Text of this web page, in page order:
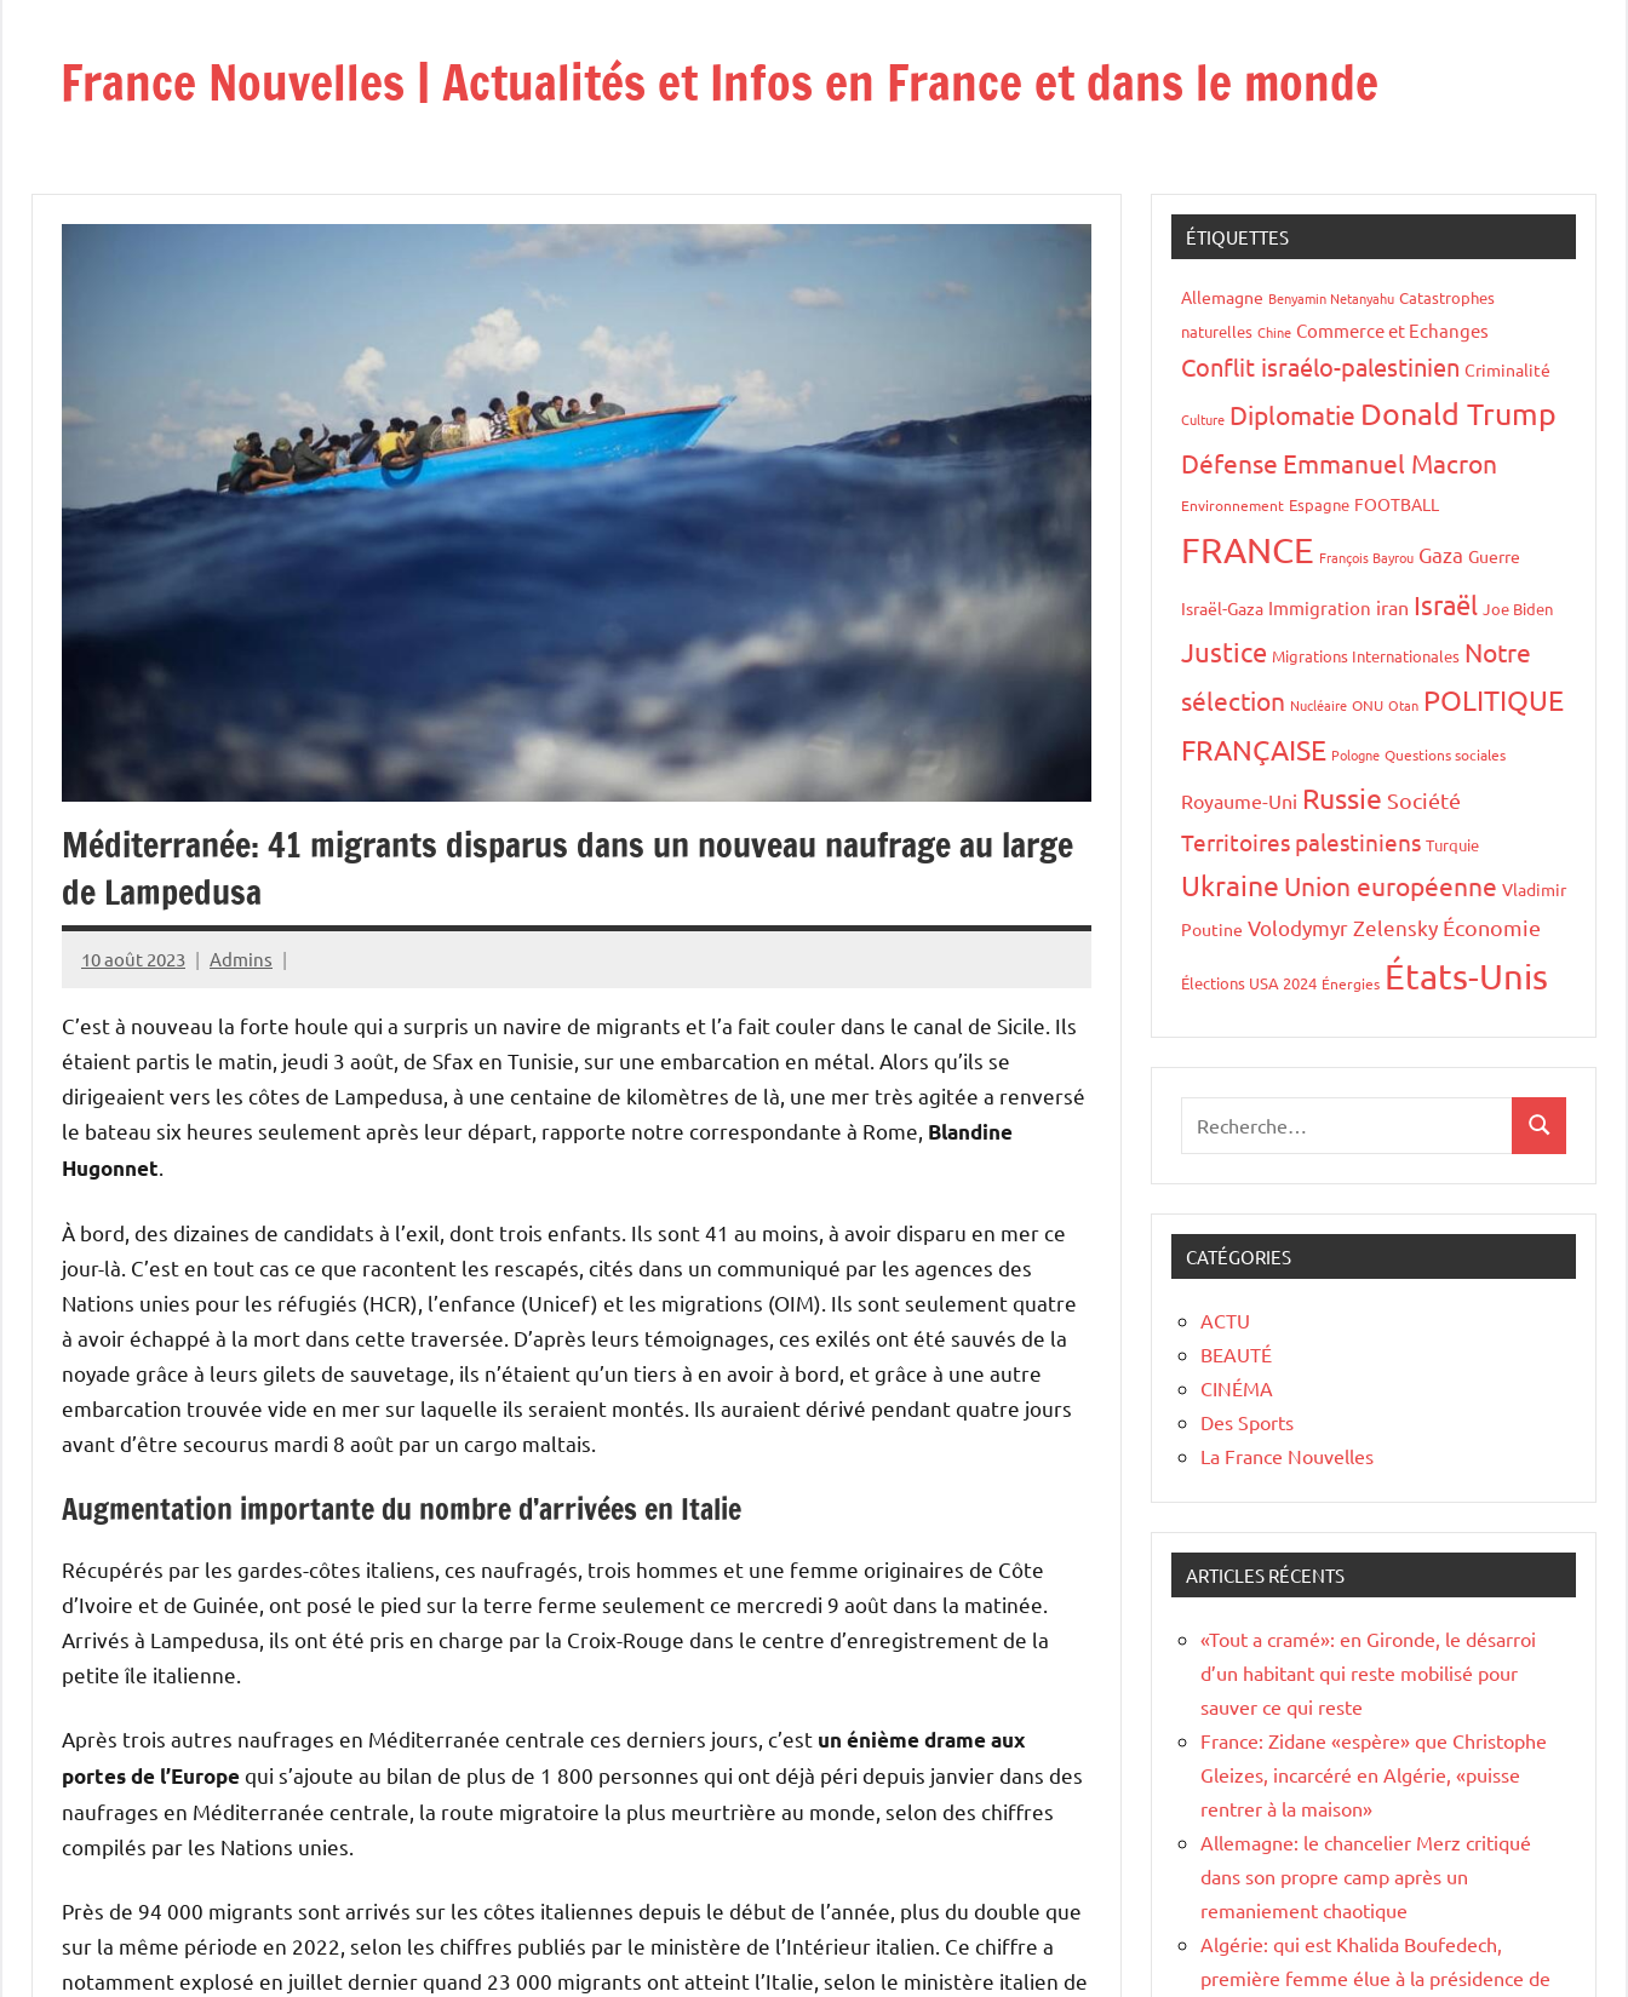
contenuFrance Nouvelles | Actualités et Infos en France et dans le monde
Méditerranée: 41 migrants disparus dans un nouveau naufrage au large
de Lampedusa
10 août 2023 Admins
C’est à nouveau la forte houle qui a surpris un navire de migrants et l’a fait couler dans le canal de Sicile. Ils
étaient partis le matin, jeudi 3 août, de Sfax en Tunisie, sur une embarcation en métal. Alors qu’ils se
dirigeaient vers les côtes de Lampedusa, à une centaine de kilomètres de là, une mer très agitée a renversé
le bateau six heures seulement après leur départ, rapporte notre correspondante à Rome, Blandine
Hugonnet.
À bord, des dizaines de candidats à l’exil, dont trois enfants. Ils sont 41 au moins, à avoir disparu en mer ce
jour-là. C’est en tout cas ce que racontent les rescapés, cités dans un communiqué par les agences des
Nations unies pour les réfugiés (HCR), l’enfance (Unicef) et les migrations (OIM). Ils sont seulement quatre
à avoir échappé à la mort dans cette traversée. D’après leurs témoignages, ces exilés ont été sauvés de la
noyade grâce à leurs gilets de sauvetage, ils n’étaient qu’un tiers à en avoir à bord, et grâce à une autre
embarcation trouvée vide en mer sur laquelle ils seraient montés. Ils auraient dérivé pendant quatre jours
avant d’être secourus mardi 8 août par un cargo maltais.
Augmentation importante du nombre d’arrivées en Italie
Récupérés par les gardes-côtes italiens, ces naufragés, trois hommes et une femme originaires de Côte
d’Ivoire et de Guinée, ont posé le pied sur la terre ferme seulement ce mercredi 9 août dans la matinée.
Arrivés à Lampedusa, ils ont été pris en charge par la Croix-Rouge dans le centre d’enregistrement de la
petite île italienne.
Après trois autres naufrages en Méditerranée centrale ces derniers jours, c’est un énième drame aux
portes de l’Europequi s’ajoute au bilan de plus de 1 800 personnes qui ont déjà péri depuis janvier dans des
naufrages en Méditerranée centrale, la route migratoire la plus meurtrière au monde, selon des chiffres
compilés par les Nations unies.
Près de 94 000 migrants sont arrivés sur les côtes italiennes depuis le début de l’année, plus du double que
sur la même période en 2022, selon les chiffres publiés par le ministère de l’Intérieur italien. Ce chiffre a
notamment explosé en juillet dernier quand 23 000 migrants ont atteint l’Italie, selon le ministère italien de
ÉTIQUETTES
Allemagne Benyamin Netanyahu Catastrophes
naturelles Chine Commerce et Echanges
Conflit israélo-palestinien Criminalité
Culture Diplomatie Donald Trump
Défense Emmanuel Macron
Environnement Espagne FOOTBALL
FRANCE François Bayrou Gaza Guerre
Israël-Gaza Immigration iran Israël Joe Biden
Justice Migrations Internationales Notre
sélection Nucléaire ONU Otan POLITIQUE
FRANÇAISE Pologne Questions sociales
Royaume-Uni Russie Société
Territoires palestiniens Turquie
Ukraine Union européenne Vladimir
Poutine Volodymyr Zelensky Économie
Élections USA 2024 Énergies États-Unis
CATÉGORIES
ACTU
BEAUTÉ
CINÉMA
Des Sports
La France Nouvelles
ARTICLES RÉCENTS
«Tout a cramé»: en Gironde, le désarroi
d’un habitant qui reste mobilisé pour
sauver ce qui reste
France: Zidane «espère» que Christophe
Gleizes, incarcéré en Algérie, «puisse
rentrer à la maison»
Allemagne: le chancelier Merz critiqué
dans son propre camp après un
remaniement chaotique
Algérie: qui est Khalida Boufedech,
première femme élue à la présidence de